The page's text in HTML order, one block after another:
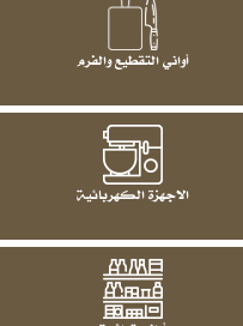
أواني التقطيع والفرم
الاجهزة الكهربائية